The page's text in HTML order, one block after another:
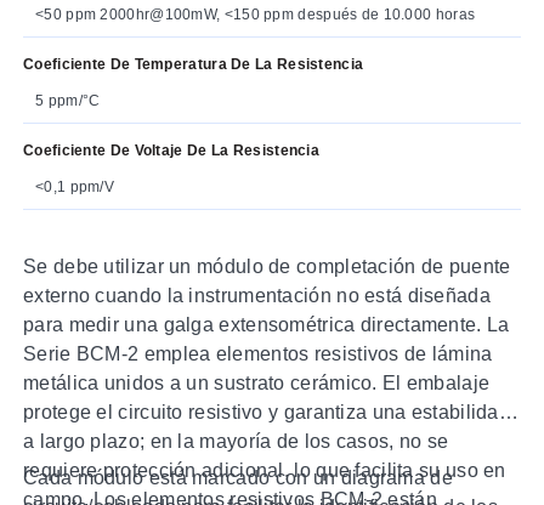
<50 ppm 2000hr@100mW, <150 ppm después de 10.000 horas
Coeficiente De Temperatura De La Resistencia
5 ppm/°C
Coeficiente De Voltaje De La Resistencia
<0,1 ppm/V
Se debe utilizar un módulo de completación de puente
externo cuando la instrumentación no está diseñada
para medir una galga extensométrica directamente. La
Serie BCM-2 emplea elementos resistivos de lámina
metálica unidos a un sustrato cerámico. El embalaje
protege el circuito resistivo y garantiza una estabilidad
a largo plazo; en la mayoría de los casos, no se
requiere protección adicional, lo que facilita su uso en
campo. Los elementos resistivos BCM-2 están
Cada módulo está marcado con un diagrama de